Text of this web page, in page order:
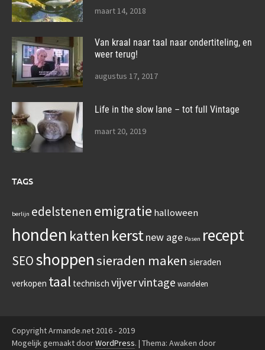
maart 14, 2018
Van kraal naar taal naar ondertiteling, en
weer terug!
augustus 17, 2017
Life in the slow lane – tot full Vintage
maart 20, 2019
TAGS
berlijn edelstenen emigratie halloween
honden katten kerstnew age Pasen recept
SEOshoppensieraden maken sieraden
verkopen taal technisch vijvervintage wandelen
Copyright Armande.net 2016 - 2019
Mogelijk gemaakt doorWordPress. | Thema: Awaken door